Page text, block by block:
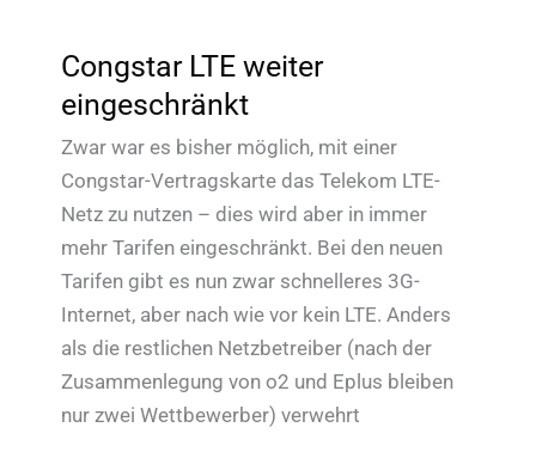
Congstar LTE weiter
eingeschränkt
Zwar war es bisher möglich, mit einer
Congstar-Vertragskarte das Telekom LTE-
Netz zu nutzen – dies wird aber in immer
mehr Tarifen eingeschränkt. Bei den neuen
Tarifen gibt es nun zwar schnelleres 3G-
Internet, aber nach wie vor kein LTE. Anders
als die restlichen Netzbetreiber (nach der
Zusammenlegung von o2 und Eplus bleiben
nur zwei Wettbewerber) verwehrt